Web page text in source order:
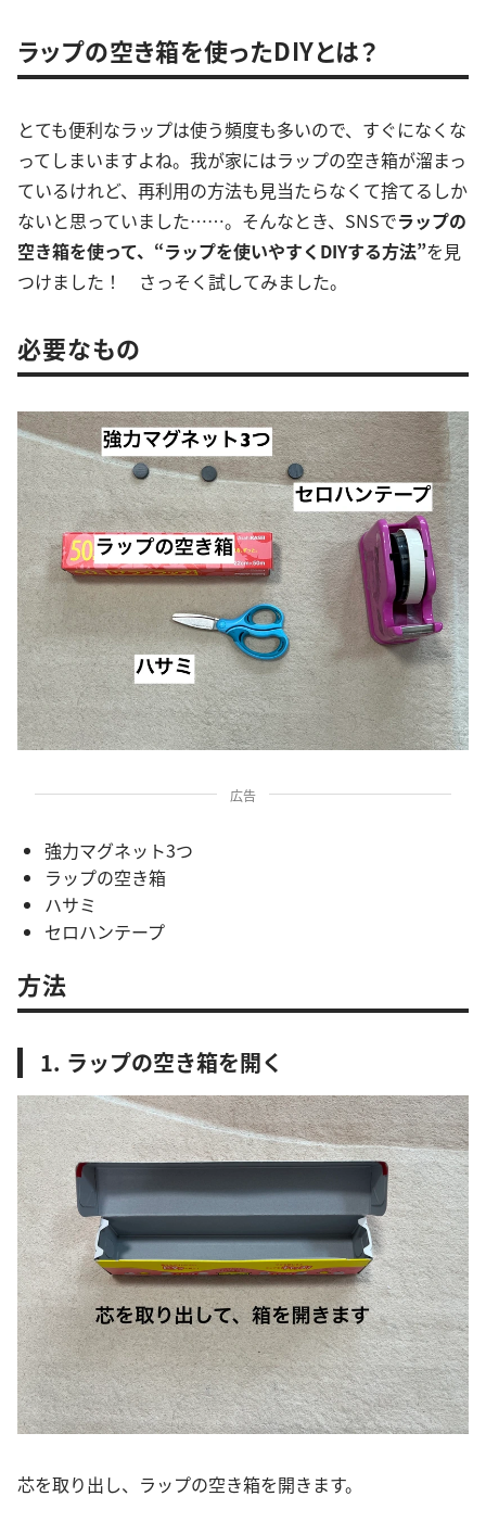
ラップの空き箱を使ったDIYとは？
とても便利なラップは使う頻度も多いので、すぐになくな
ってしまいますよね。我が家にはラップの空き箱が溜まっ
ているけれど、再利用の方法も見当たらなくて捨てるしか
ないと思っていました……。そんなとき、SNSでラップの
空き箱を使って、“ラップを使いやすくDIYする方法”を見
つけました！ さっそく試してみました。
必要なもの
広告
強力マグネット3つ
ラップの空き箱
ハサミ
セロハンテープ
方法
1. ラップの空き箱を開く
芯を取り出し、ラップの空き箱を開きます。